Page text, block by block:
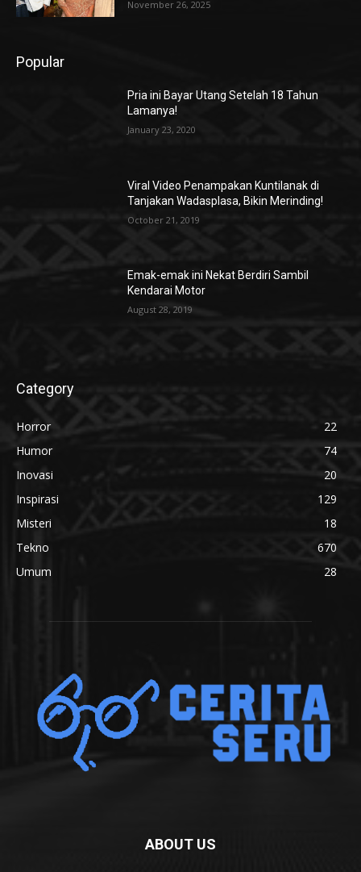
November 26, 2025
Popular
Pria ini Bayar Utang Setelah 18 Tahun
Lamanya!
January 23, 2020
Viral Video Penampakan Kuntilanak di
Tanjakan Wadasplasa, Bikin Merinding!
October 21, 2019
Emak-emak ini Nekat Berdiri Sambil
Kendarai Motor
August 28, 2019
Category
Horror
22
Humor
74
Inovasi
20
Inspirasi
129
Misteri
18
Tekno
670
Umum
28
ABOUT US